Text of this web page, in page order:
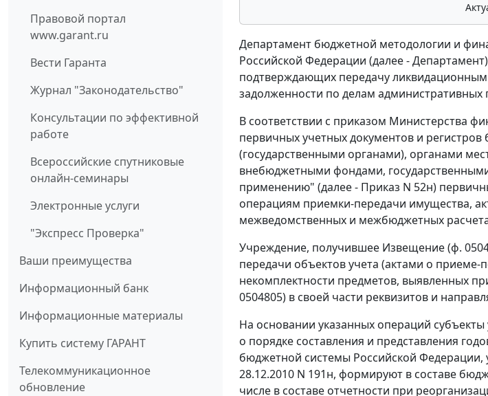
Правовой портал
www.garant.ru
Вести Гаранта
Журнал "Законодательство"
Консультации по эффективной
работе
Всероссийские спутниковые
онлайн-семинары
Электронные услуги
"Экспресс Проверка"
Ваши преимущества
Информационный банк
Информационные материалы
Купить систему ГАРАНТ
Телекоммуникационное
обновление
Департамент бюджетной методологии и
Российской Федерации (далее -
подтверждающих передачу
задолженности по делам
В соответствии с приказом Министерства
первичных учетных документов и регистров
(государственными органами), органами
внебюджетными фондами,
применению" (далее - Приказ N 52н)
операциям приемки-передачи имущества,
межведомственных и межбюджетных
Учреждение, получившее Извещение (ф.
передачи объектов учета (актами о
некомплектности предметов, выявленных
0504805) в своей части реквизитов и
На основании указанных операций
о порядке составления и представления
бюджетной системы Российской
28.12.2010 N 191н, формируют в составе
числе в составе отчетности при